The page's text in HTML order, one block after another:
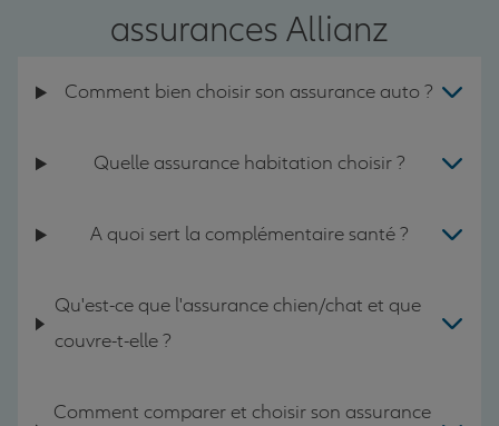
assurances Allianz
Comment bien choisir son assurance auto ?
Quelle assurance habitation choisir ?
A quoi sert la complémentaire santé ?
Qu'est-ce que l'assurance chien/chat et que
couvre-t-elle ?
Comment comparer et choisir son assurance